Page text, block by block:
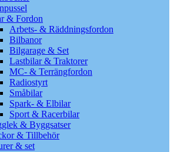
& Fordon
Arbets- & Räddningsfordon
Bilbanor
Bilgarage & Set
Lastbilar & Traktorer
MC- & Terrängfordon
Radiostyrt
Småbilar
Spark- & Elbilar
Sport & Racerbilar
& Byggsatser
& Tillbehör
& set